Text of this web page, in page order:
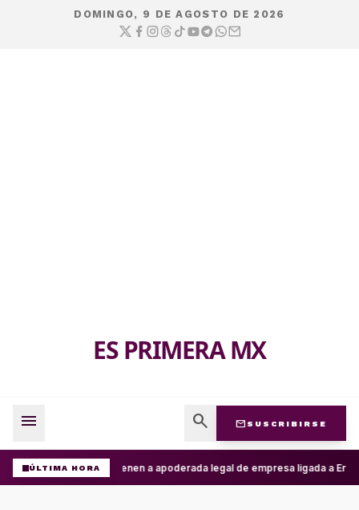
DOMINGO, 9 DE AGOSTO DE 2026
ES PRIMERA MX
menu search mail SUSCRIBIRSE
ÚLTIMA HORADetienen a apoderada legal de empresa ligada a